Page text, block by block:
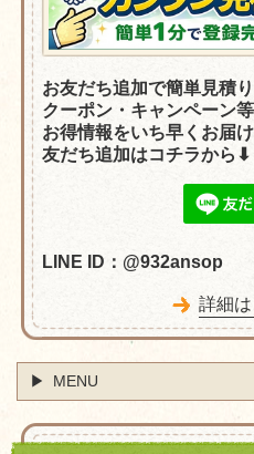
お友だち追加で簡単見積り
クーポン・ キャンペーン
お得情報をいち早くお届
友だち追加はコチラから⬇︎
LINE ID：@932ansop
詳細
MENU